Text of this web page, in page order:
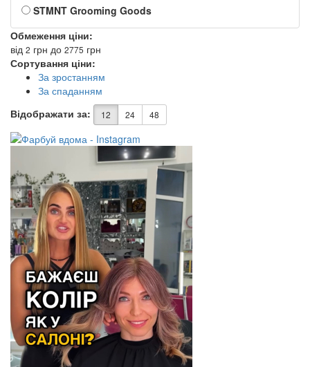
STMNT Grooming Goods
Обмеження ціни:
від 2 грн до 2775 грн
Сортування ціни:
За зростанням
За спаданням
Відображати за:
12 24 48